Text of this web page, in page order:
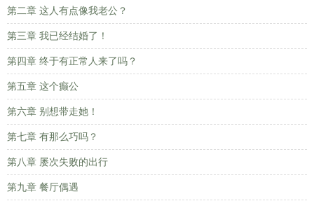
第二章 这人有点像我老公？
第三章 我已经结婚了！
第四章 终于有正常人来了吗？
第五章 这个癫公
第六章 别想带走她！
第七章 有那么巧吗？
第八章 屡次失败的出行
第九章 餐厅偶遇